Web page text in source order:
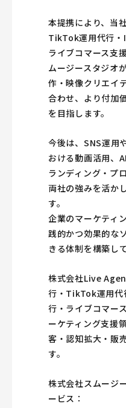
本提携により、当
TikTok運用代行
ライブコマース支
ムージースタジオ
作・映像クリエイ
合わせ、より付加
を目指します。
今後は、SNS運用
おける動画活用、
ランディング・プ
両社の強みを活か
す。
企業のマーケティ
践的かつ効果的な
きる体制を構築し
株式会社Live
行・TikTok運用
行・ライブコマー
ーケティング支援
客・認知拡大・販
す。
株式会社スムージ
ービス：